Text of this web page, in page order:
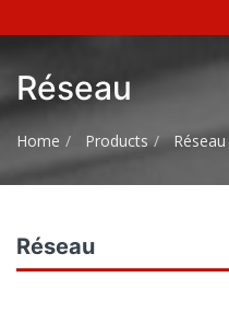
Réseau
Home Products Réseau
Réseau